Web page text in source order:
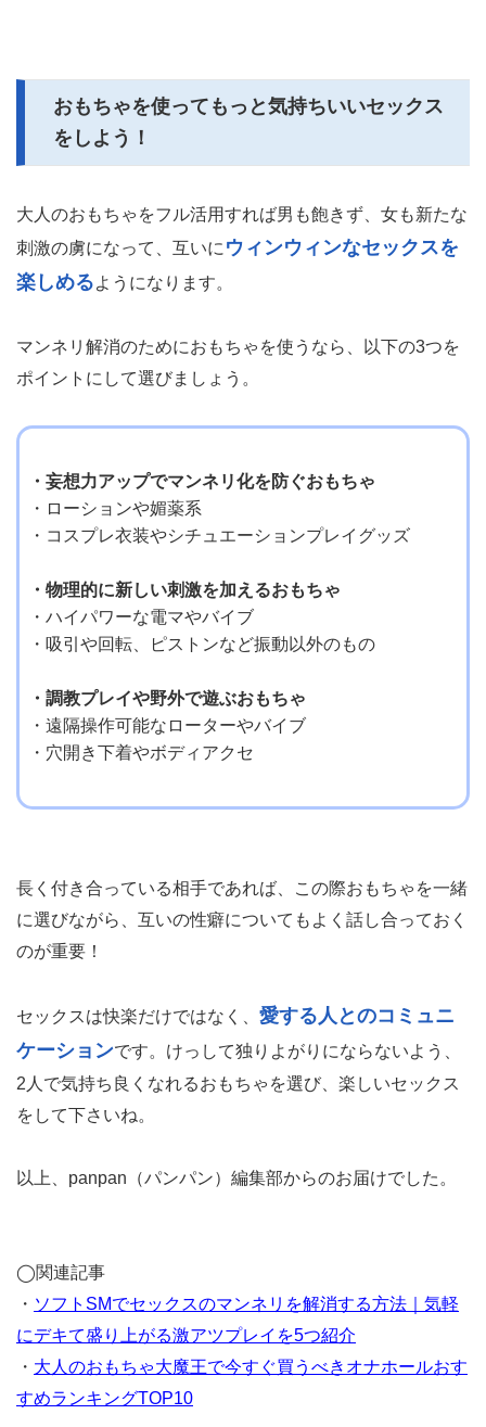
おもちゃを使ってもっと気持ちいいセックス
をしよう！
大人のおもちゃをフル活用すれば男も飽きず、女も新たな
刺激の虜になって、互いに ウィンウィンなセックスを
楽しめるようになります。
マンネリ解消のためにおもちゃを使うなら、以下の3つを
ポイントにして選びましょう。
・妄想力アップでマンネリ化を防ぐおもちゃ
・ローションや媚薬系
・コスプレ衣装やシチュエーションプレイグッズ
・物理的に新しい刺激を加えるおもちゃ
・ハイパワーな電マやバイブ
・吸引や回転、ピストンなど振動以外のもの
・調教プレイや野外で遊ぶおもちゃ
・遠隔操作可能なローターやバイブ
・穴開き下着やボディアクセ
長く付き合っている相手であれば、この際おもちゃを一緒
に選びながら、互いの性癖についてもよく話し合っておく
のが重要！
セックスは快楽だけではなく、 愛する人とのコミュニ
ケーションです。けっして独りよがりにならないよう、
2人で気持ち良くなれるおもちゃを選び、楽しいセックス
をして下さいね。
以上、panpan（パンパン）編集部からのお届けでした。
◯関連記事
・ ソフトSMでセックスのマンネリを解消する方法｜気軽
にデキて盛り上がる激アツプレイを5つ紹介
・ 大人のおもちゃ大魔王で今すぐ買うべきオナホールおす
すめランキングTOP10